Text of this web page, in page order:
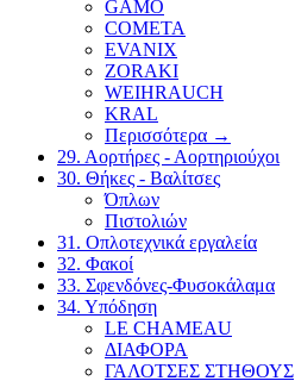
GAMO
COMETA
EVANIX
ZORAKI
WEIHRAUCH
KRAL
Περισσότερα →
29. Αορτήρες - Αορτηριούχοι
30. Θήκες - Βαλίτσες
Όπλων
Πιστολιών
31. Οπλοτεχνικά εργαλεία
32. Φακοί
33. Σφενδόνες-Φυσοκάλαμα
34. Υπόδηση
LE CHAMEAU
ΔΙΑΦΟΡΑ
ΓΑΛΟΤΣΕΣ ΣΤΗΘΟΥΣ